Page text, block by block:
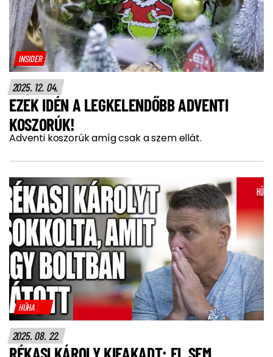
INSIDER
2025. 12. 04.
EZEK IDÉN A LEGKELENDŐBB ADVENTI
KOSZORÚK!
Adventi koszorúk amíg csak a szem ellát.
HŰHA
2025. 08. 22.